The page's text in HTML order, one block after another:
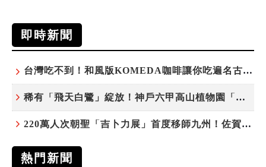
即時新聞
台灣吃不到！和風版KOMEDA咖啡讓你吃遍名古屋在地美食
稀有「飛天白鷺」綻放！神戶六甲高山植物園「鷺草」珍貴現身
220萬人次朝聖「吉卜力展」首度移師九州！佐賀站早鳥平日套票8/10搶先開賣
熱門新聞